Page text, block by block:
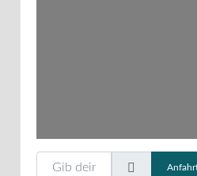
Gib deinen Standort ein.